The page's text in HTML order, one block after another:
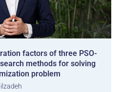
factors of three PSO-
methods for solving
problem